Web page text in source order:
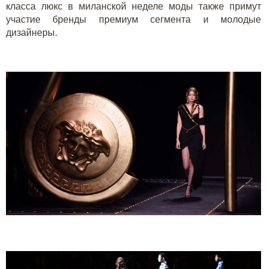
класса люкс в миланской неделе моды также примут
участие бренды премиум сегмента и молодые
дизайнеры.